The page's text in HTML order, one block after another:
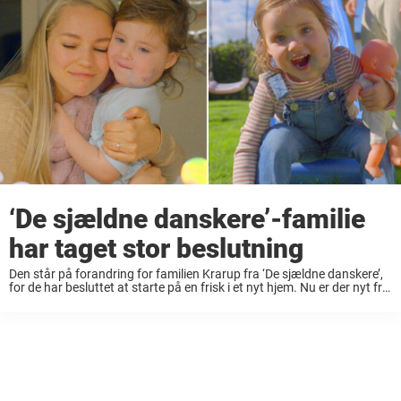
‘De sjældne danskere’-familie
har taget stor beslutning
Den står på forandring for familien Krarup fra ‘De sjældne danskere’,
for de har besluttet at starte på en frisk i et nyt hjem. Nu er der nyt fra